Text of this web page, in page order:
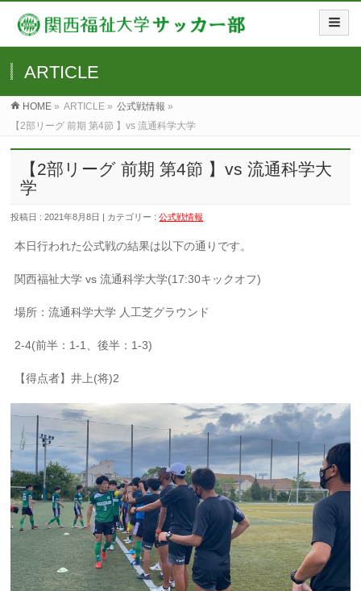
ARTICLE
HOME » ARTICLE » 公式戦情報 »
【2部リーグ 前期 第4節 】vs 流通科学大学
【2部リーグ 前期 第4節 】vs 流通科学大
学
投稿日 : 2021年8月8日 | カテゴリー :公式戦情報
本日行われた公式戦の結果は以下の通りです。
関西福祉大学 vs 流通科学大学(17:30キックオフ)
場所：流通科学大学 人工芝グラウンド
2-4(前半：1-1、後半：1-3)
【得点者】井上(将)2